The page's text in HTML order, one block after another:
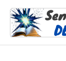
para
conteúdo